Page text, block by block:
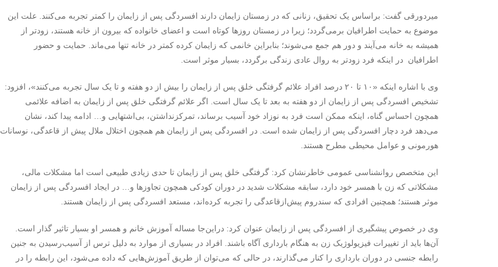
میردورقی گفت: براساس یک تحقیق، زنانی که در زمستان زایمان دارند افسردگی پس از زایمان را کمتر تجربه می‌کنند. علت این
موضوع به حمایت اطرافیان برمی‌گردد؛ زیرا در زمستان روزها کوتاه است و اعضای خانواده که بیرون از خانه هستند، زودتر از
همیشه به خانه می‌آیند و دور هم جمع می‌شوند؛ بنابراین خانمی که زایمان کرده کمتر در خانه تنها می‌ماند. حمایت و حضور
اطرافیان در اینکه فرد زودتر به روال عادی زندگی برگردد، بسیار موثر است.
وی با اشاره اینکه «۱۰ تا ۲۰ درصد افراد علائم گرفتگی خلق پس از زایمان را بیش از دو هفته و تا یک سال تجربه می‌کنند»، افزود:
تشخیص افسردگی پس از زایمان از دو هفته به بعد تا یک سال است. اگر علائم گرفتگی خلق پس از زایمان به اضافه علائمی
همچون احساس گناه، اینکه ممکن است فرد به نوزاد خود آسیب برساند، تمرکزنداشتن، بی‌اشتهایی و… ادامه پیدا کند، نشان
می‌دهد فرد دچار افسردگی پس از زایمان شده است. در افسردگی پس از زایمان هم همچون اختلال ملال پیش از قاعدگی، نوسانات
هورمونی و عوامل محیطی مطرح هستند.
این متخصص روانشناسی عمومی خاطرنشان کرد: گرفتگی خلق پس از زایمان تا حدی زیادی طبیعی است اما مشکلات مالی،
مشکلاتی که زن با همسر خود دارد، سابقه مشکلات شدید در دوران کودکی همچون تجاوزها و… در ایجاد افسردگی پس از زایمان
موثر هستند؛ همچنین افرادی که سندروم پیش‌ازقاعدگی را تجربه کرده‌اند، مستعد افسردگی پس از زایمان هستند.
وی در خصوص پیشگیری از افسردگی پس از زایمان عنوان کرد: دراین‌جا مساله آموزش خانم و همسر او بسیار تاثیر گذار است.
آن‌ها باید از تغییرات فیزیولوژیک زن به هنگام بارداری آگاه باشند. افراد در بسیاری از موارد به دلیل ترس از آسیب‌رسیدن به جنین
رابطه جنسی در دوران بارداری را کنار می‌گذارند، در حالی که می‌توان از طریق آموزش‌هایی که داده می‌شود، این رابطه را در